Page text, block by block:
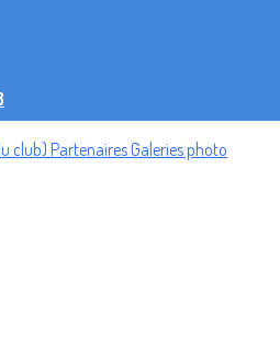
club) Partenaires Galeries photo